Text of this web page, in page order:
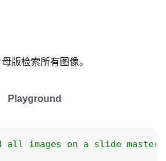
版检索所有图像。
Playground
images on a slide master